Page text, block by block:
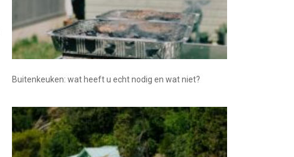
Buitenkeuken: wat heeft u echt nodig en wat niet?